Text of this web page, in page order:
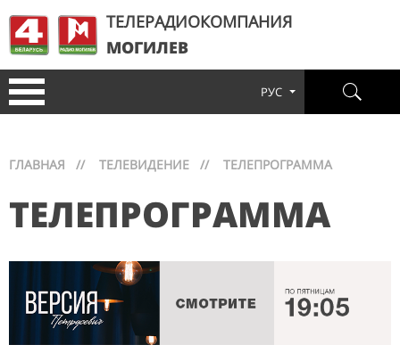
ТЕЛЕРАДИОКОМПАНИЯ
МОГИЛЕВ
РУС
ГЛАВНАЯ // ТЕЛЕВИДЕНИЕ // ТЕЛЕПРОГРАММА
ТЕЛЕПРОГРАММА